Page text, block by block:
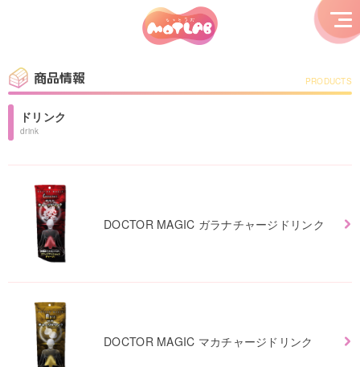
商品情報 PRODUCTS
ドリンク
drink
DOCTOR MAGIC ガラナチャージドリンク
DOCTOR MAGIC マカチャージドリンク